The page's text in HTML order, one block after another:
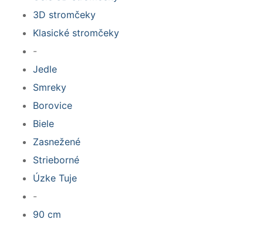
3D stromčeky
Klasické stromčeky
-
Jedle
Smreky
Borovice
Biele
Zasnežené
Strieborné
Úzke Tuje
-
90 cm